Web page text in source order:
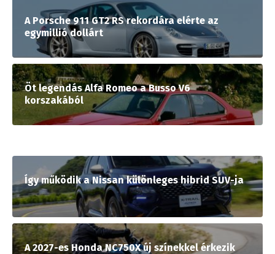
A Porsche 911 GT2 RS rekordára elérte az
egymillió dollárt
Öt legendás Alfa Romeo a Busso V6
korszakából
Így működik a Nissan különleges hibrid SUV-ja
A 2027-es Honda NC750X új színekkel érkezik